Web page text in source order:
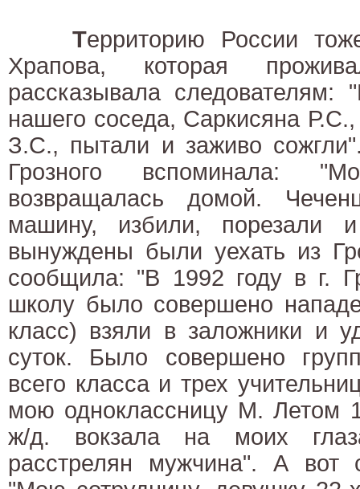
Территорию России
Храпова, которая
рассказывала следователям:
нашего соседа, Саркисяна
З.С., пытали и заживо
Грозного вспоминала:
возвращалась домой.
машину, избили, порезали
вынуждены были уехать из
сообщила: "В 1992 году в г.
школу было совершено
класс) взяли в заложники и
суток. Было совершено
всего класса и трех
мою одноклассницу М. Летом
ж/д. вокзала на моих
расстрелян мужчина". А вот